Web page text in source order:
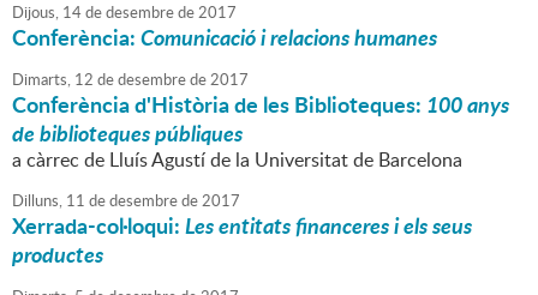
Dijous, 14dedesembrede2017
Conferència:Comunicació i relacions humanes
Dimarts, 12 dedesembrede2017
Conferència d'Història de les Biblioteques: 100 anys
de biblioteques públiques
a càrrec de Lluís Agustí de la Universitat de Barcelona
Dilluns, 11 dedesembrede2017
Xerrada-col·loqui:Les entitats financeres i els seus
productes